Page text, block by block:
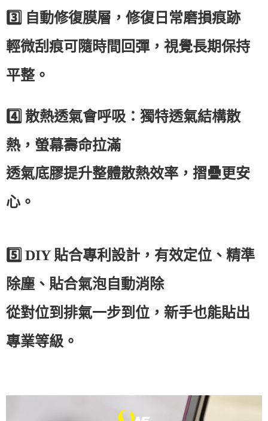
3️⃣ 自動修復膜層，修復日常磨損痕跡
輕微刮痕可隨時間回彈，視覺長期保持
平整。
4️⃣ 散熱透氣會呼吸：獨特透氣結構散
熱，螢幕壽命拉滿
透氣底膠提升整體散熱效率，摺疊更安
心。
5️⃣ DIY 貼合專利設計，有效定位、精準
除塵、貼合氣泡自動消除
從對位到排氣一步到位，新手也能貼出
專業等級。